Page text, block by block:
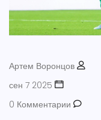
Артем Воронцов
сен 7 2025
0 Комментарии